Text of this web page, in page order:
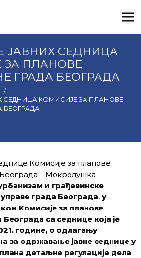
ЈАВНИХ СЕДНИЦА
ЗА ПЛАНОВЕ
ГРАДА БЕОГРАДА
/
СЕДНИЦА КОМИСИЈЕ ЗА ПЛАНОВЕ
БЕОГРАДА
Комисије за планове
– Мокролушка
и грађевинске
града Београда, у
Kомисије за планове
са седнице која је
године, о одлагању
за одржавање јавне седнице у
детаљне регулације дела